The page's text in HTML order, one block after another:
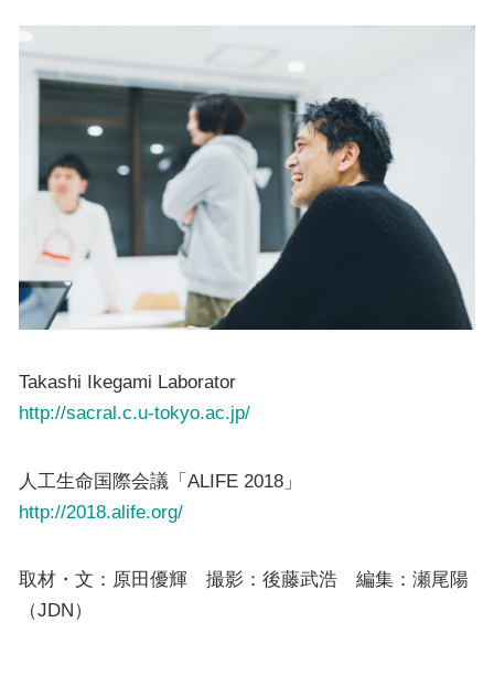
Takashi Ikegami Laborator
http://sacral.c.u-tokyo.ac.jp/
人工生命国際会議「ALIFE 2018」
http://2018.alife.org/
取材・文：原田優輝 撮影：後藤武浩 編集：瀬尾陽
（JDN）